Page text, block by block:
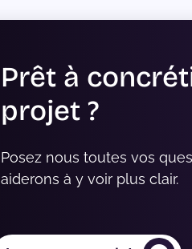
Prêt à
projet ?
Posez nous toutes vos
aiderons à y voir plus clair.